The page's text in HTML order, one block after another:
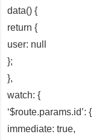
data() {
return {
user: null
};
},
watch: {
‘$route.params.id’: {
immediate: true,